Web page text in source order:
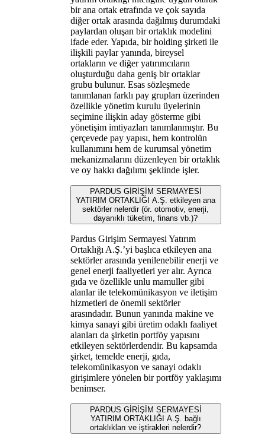
bir ana ortak etrafında ve çok sayıda
diğer ortak arasında dağılmış durumdaki
paylardan oluşan bir ortaklık modelini
ifade eder. Yapıda, bir holding şirketi ile
ilişkili paylar yanında, bireysel
ortakların ve diğer yatırımcıların
oluşturduğu daha geniş bir ortaklar
grubu bulunur. Esas sözleşmede
tanımlanan farklı pay grupları üzerinden
özellikle yönetim kurulu üyelerinin
seçimine ilişkin aday gösterme gibi
yönetişim imtiyazları tanımlanmıştır. Bu
çerçevede pay yapısı, hem kontrolün
kullanımını hem de kurumsal yönetim
mekanizmalarını düzenleyen bir ortaklık
ve oy hakkı dağılımı şeklinde işler.
PARDUS GİRİŞİM SERMAYESİ
YATIRIM ORTAKLIĞI A.Ş. etkileyen ana
sektörler nelerdir (ör. otomotiv, enerji,
dayanıklı tüketim, finans vb.)?
Pardus Girişim Sermayesi Yatırım
Ortaklığı A.Ş.’yi başlıca etkileyen ana
sektörler arasında yenilenebilir enerji ve
genel enerji faaliyetleri yer alır. Ayrıca
gıda ve özellikle unlu mamuller gibi
alanlar ile telekomünikasyon ve iletişim
hizmetleri de önemli sektörler
arasındadır. Bunun yanında makine ve
kimya sanayi gibi üretim odaklı faaliyet
alanları da şirketin portföy yapısını
etkileyen sektörlerdendir. Bu kapsamda
şirket, temelde enerji, gıda,
telekomünikasyon ve sanayi odaklı
girişimlere yönelen bir portföy yaklaşımı
benimser.
PARDUS GİRİŞİM SERMAYESİ
YATIRIM ORTAKLIĞI A.Ş. bağlı
ortaklıkları ve iştirakleri nelerdir?